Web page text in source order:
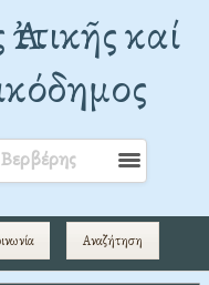
καί
Αναζήτηση